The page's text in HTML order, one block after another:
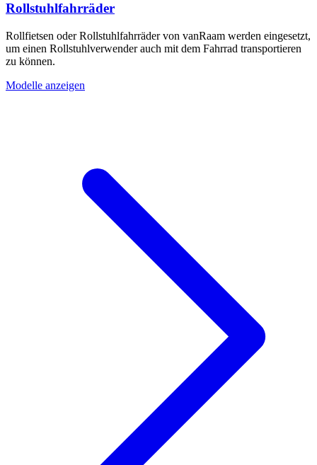
Rollstuhlfahrräder
Rollfietsen oder Rollstuhlfahrräder von vanRaam werden eingesetzt,
um einen Rollstuhlverwender auch mit dem Fahrrad transportieren
zu können.
Modelle anzeigen